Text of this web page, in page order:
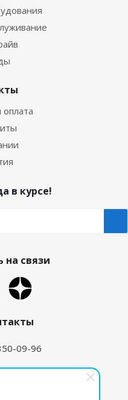
оплата
в курсе!
на связи
09-96
zakaz@krasmehanika.ru